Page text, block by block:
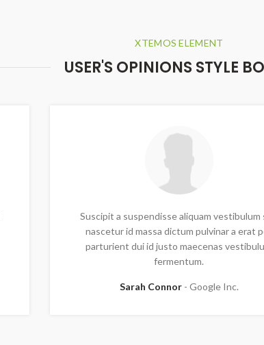
XTEMOS ELEMENT
USER'S OPINIONS STYLE
Suscipit a suspendisse aliquam vestibulum
nascetur id massa dictum pulvinar a erat
parturient dui id justo maecenas
fermentum.
Sarah Connor Google Inc.